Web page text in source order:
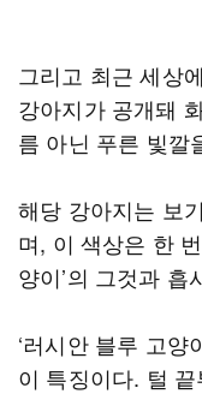
그리고 최근 세상
강아지가 공개돼
름 아닌 푸른 빛깔
해당 강아지는 보
며, 이 색상은 한
양이’의 그것과 흡
‘러시안 블루 고양
이 특징이다. 털